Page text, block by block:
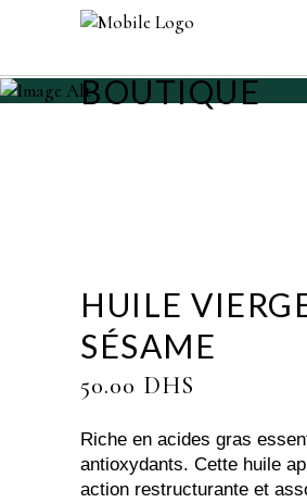
BOUTIQUE
HUILE
SÉSAME
50.00 DHS
Riche en acides gras
antioxydants. Cette huile
action restructurante et